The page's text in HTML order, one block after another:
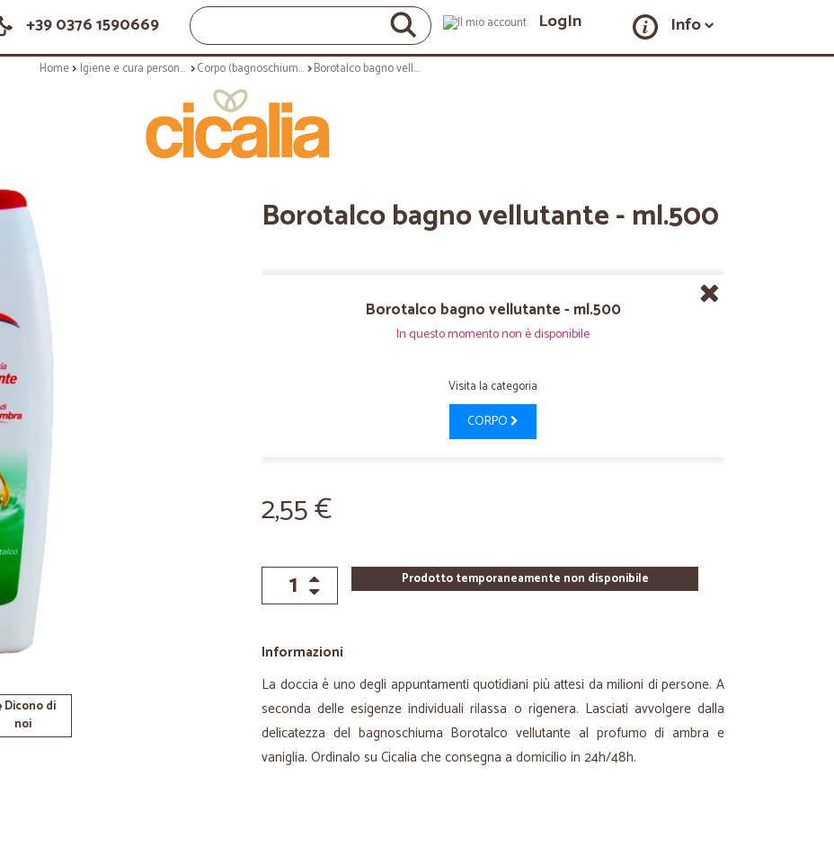
+39 0376 1590669 LogIn Info
Home Igiene e cura personale Corpo (bagnoschiuma, crema corpo) Borotalco bagno vellutante - ml.500
Dicono di
noi
Borotalco bagno vellutante - ml.500
Borotalco bagno vellutante - ml.500
In questo momento non è disponibile
Visita la categoria
CORPO
2,55 €
Prodotto temporaneamente non disponibile
Informazioni
La doccia è uno degli appuntamenti quotidiani più attesi da milioni di persone. A
seconda delle esigenze individuali rilassa o rigenera. Lasciati avvolgere dalla
delicatezza del bagnoschiuma Borotalco vellutante al profumo di ambra e
vaniglia. Ordinalo su Cicalia che consegna a domicilio in 24h/48h.